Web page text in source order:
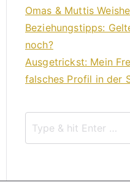
Omas & Muttis
Beziehungstipps:
noch?
Ausgetrickst: Mein
falsches Profil in der